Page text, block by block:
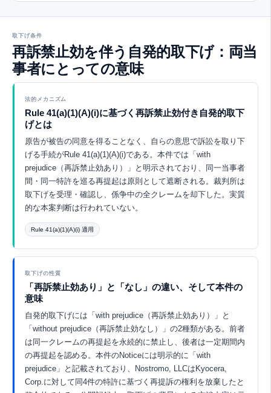
取下げ条件
再訴禁止効を伴う自発的取下げ：両当
事者にとっての意味
法的メカニズム
Rule 41(a)(1)(A)(i)に基づく再訴禁止効付き自発的取下
げとは
原告が被告の同意を得ることなく、自らの意思で訴訟を取り下
げる手続がRule 41(a)(1)(A)(i)である。本件では「with
prejudice（再訴禁止効あり）」と明示されており、同一当事者
間・同一特許を巡る再提起は原則として遮断される。裁判所は
取下げを受理・確認し、係争中の全クレームを却下した。実質
的な本案判断は行われていない。
Rule 41(a)(1)(A)(i) 適用
取下げの性質
「再訴禁止効あり」と「なし」の違い、そして本件の
意味
自発的取下げには「with prejudice（再訴禁止効あり）」と
「without prejudice（再訴禁止効なし）」の2種類がある。前者
は同一クレームの再提起を永続的に禁止し、後者は一定期間内
の再提起を認める。本件のNoticeには明示的に「with
prejudice」と記載されており、Nostromo, LLCはKyocera,
Corp.に対して同4件の特許に基づく再提訴の権利を放棄したと